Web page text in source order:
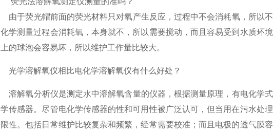
由于荧光帽前面的荧光材料只对氧产生反应，过程中不会消耗氧，所以
化学测量过程会消耗氧，本身就不，所以需要搅动，而且容易受到水质环
上的球泡会容易坏，所以维护工作量比较大。
光学溶解氧仪相比电化学溶解氧仪有什么好处？
溶解氧分析仪是测定水中溶解氧含量的仪器，根据测量原理，有电化学
学传感器。尽管电化学传感器的性和可用性被广泛认可，但当用在污水处
限性。包括日常维护比较复杂和频繁，经常需要校准；而且电极的透气膜